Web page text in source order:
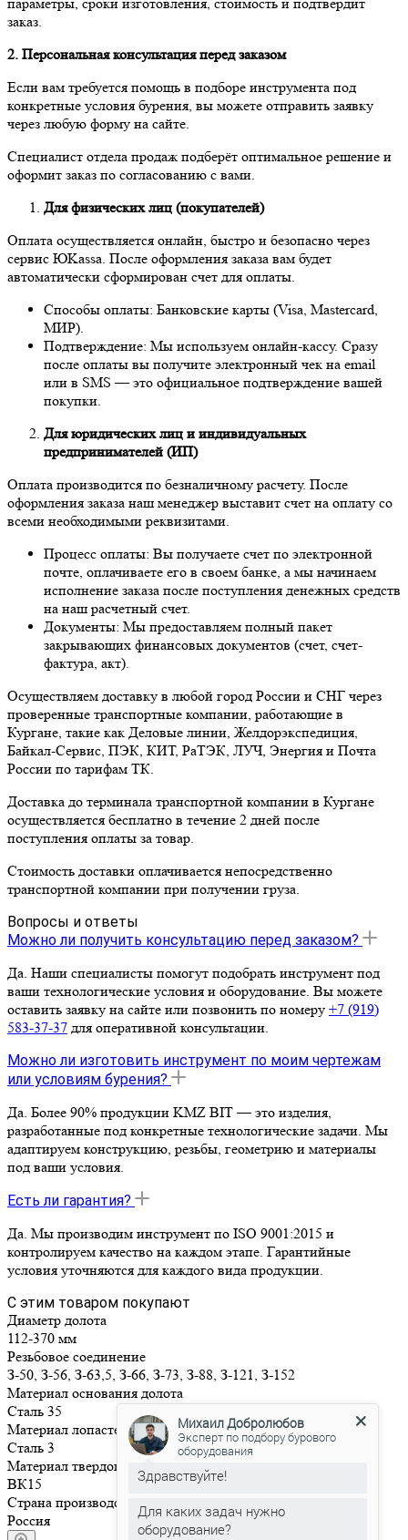
заказ.
2. Персональная консультация перед заказом
Если вам требуется помощь в подборе инструмента под
конкретные условия бурения, вы можете отправить заявку
через любую форму на сайте.
Специалист отдела продаж подберёт оптимальное решение и
оформит заказ по согласованию с вами.
Для физических лиц (покупателей)
Оплата осуществляется онлайн, быстро и безопасно через
сервис ЮKassa. После оформления заказа вам будет
автоматически сформирован счет для оплаты.
Способы оплаты: Банковские карты (Visa, Mastercard,
МИР).
Подтверждение: Мы используем онлайн-кассу. Сразу
после оплаты вы получите электронный чек на email
или в SMS — это официальное подтверждение вашей
покупки.
Для юридических лиц и индивидуальных
предпринимателей (ИП)
Оплата производится по безналичному расчету. После
оформления заказа наш менеджер выставит счет на оплату со
всеми необходимыми реквизитами.
Процесс оплаты: Вы получаете счет по электронной
почте, оплачиваете его в своем банке, а мы начинаем
исполнение заказа после поступления денежных средств
на наш расчетный счет.
Документы: Мы предоставляем полный пакет
закрывающих финансовых документов (счет, счет-
фактура, акт).
Осуществляем доставку в любой город России и СНГ через
проверенные транспортные компании, работающие в
Кургане, такие как Деловые линии, Желдорэкспедиция,
Байкал-Сервис, ПЭК, КИТ, РаТЭК, ЛУЧ, Энергия и Почта
России по тарифам ТК.
Доставка до терминала транспортной компании в Кургане
осуществляется бесплатно в течение 2 дней после
поступления оплаты за товар.
Стоимость доставки оплачивается непосредственно
транспортной компании при получении груза.
Вопросы и ответы
Можно ли получить консультацию перед заказом?
Да. Наши специалисты помогут подобрать инструмент под
ваши технологические условия и оборудование. Вы можете
оставить заявку на сайте или позвонить по номеру +7 (919)
583-37-37 для оперативной консультации.
Можно ли изготовить инструмент по моим чертежам
или условиям бурения?
Да. Более 90% продукции KMZ BIT — это изделия,
разработанные под конкретные технологические задачи. Мы
адаптируем конструкцию, резьбы, геометрию и материалы
под ваши условия.
Есть ли гарантия?
Да. Мы производим инструмент по ISO 9001:2015 и
контролируем качество на каждом этапе. Гарантийные
условия уточняются для каждого вида продукции.
С этим товаром покупают
Диаметр долота
112-370 мм
Резьбовое соединение
З-50, З-56, З-63,5, З-66, З-73, З-88, З-121, З-152
Материал основания долота
Сталь 35
Материал лопастей
Сталь 3
Материал твердого сплава
ВК15
Страна производства
Россия
Михаил Добролюбов
Эксперт по подбору бурового
оборудования
Здравствуйте!
Для каких задач нужно
оборудование?